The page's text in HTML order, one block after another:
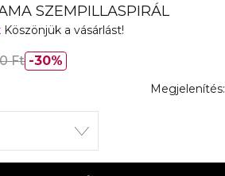
SZEMPILLASPIRÁL
Köszönjük a vásárlást!
30%
Ft
Megjelenítés: